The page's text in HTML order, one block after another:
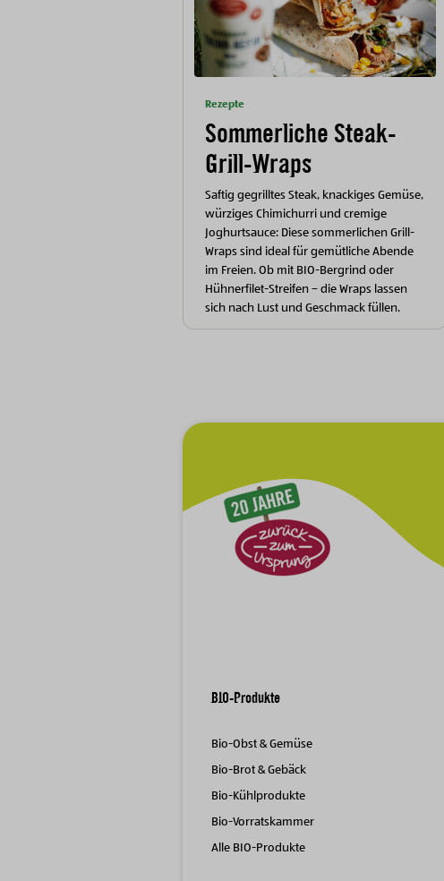
Rezepte
Sommerliche Steak-
Grill-Wraps
Saftig gegrilltes Steak, knackiges Gemüse,
würziges Chimichurri und cremige
Joghurtsauce: Diese sommerlichen Grill-
Wraps sind ideal für gemütliche Abende
im Freien. Ob mit BIO-Bergrind oder
Hühnerfilet-Streifen – die Wraps lassen
sich nach Lust und Geschmack füllen.
BIO-Produkte
Bio-Obst & Gemüse
Bio-Brot & Gebäck
Bio-Kühlprodukte
Bio-Vorratskammer
Alle BIO-Produkte